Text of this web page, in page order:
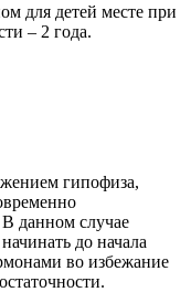
для детей месте при
– 2 года.
гипофиза,
данном случае
до начала
во избежание